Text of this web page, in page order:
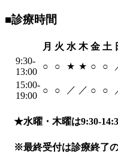
■診療時間
月 火 水 木 金 土
9:30-
13:00
○ ○ ★ ★ ○ ○
15:00-
19:00
○ ○ ／ ／ ○ ○
★水曜・木曜は9:30-
※最終受付は診療終了